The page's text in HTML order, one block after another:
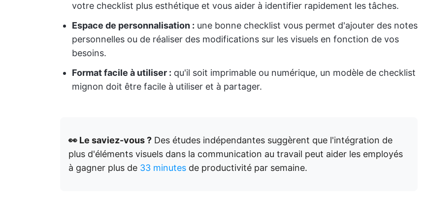
votre checklist plus esthétique et vous aider à identifier rapidement les tâches.
Espace de personnalisation : une bonne checklist vous permet d'ajouter des notes
personnelles ou de réaliser des modifications sur les visuels en fonction de vos
besoins.
Format facile à utiliser : qu'il soit imprimable ou numérique, un modèle de checklist
mignon doit être facile à utiliser et à partager.
👀 Le saviez-vous ? Des études indépendantes suggèrent que l'intégration de
plus d'éléments visuels dans la communication au travail peut aider les employés
à gagner plus de 33 minutes de productivité par semaine.